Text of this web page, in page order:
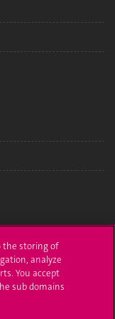
the storing of
analyze
You accept
sub domains